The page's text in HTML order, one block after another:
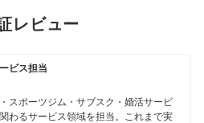
レビュー
ビス担当
スポーツジム・サブスク・婚活サービ
わるサービス領域を担当。これまで実